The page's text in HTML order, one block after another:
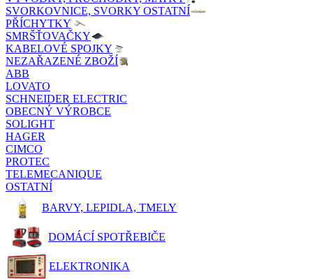
SVORKOVNICE, SVORKY OSTATNÍ
PŘÍCHYTKY
SMRŠŤOVAČKY
KABELOVÉ SPOJKY
NEZAŘAZENÉ ZBOŽÍ
ABB
LOVATO
SCHNEIDER ELECTRIC
OBECNÝ VÝROBCE
SOLIGHT
HAGER
CIMCO
PROTEC
TELEMECANIQUE
OSTATNÍ
BARVY, LEPIDLA, TMELY
DOMÁCÍ SPOTŘEBIČE
ELEKTRONIKA